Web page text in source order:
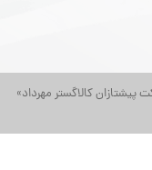
کالاگستر مهرداد»